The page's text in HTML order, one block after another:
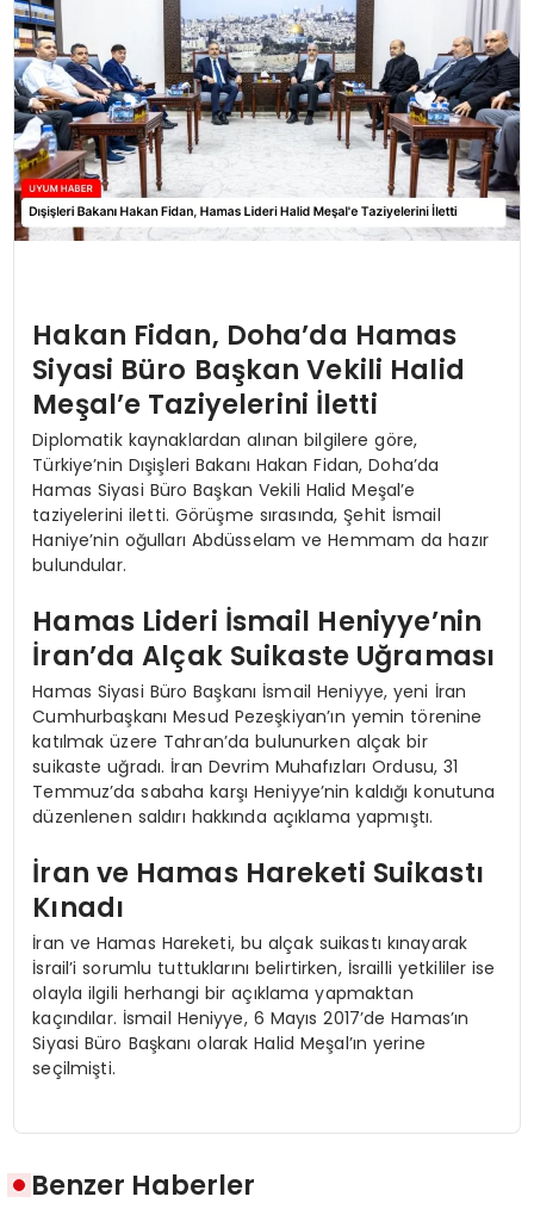
Hakan Fidan, Doha’da Hamas
Siyasi Büro Başkan Vekili Halid
Meşal’e Taziyelerini İletti
Diplomatik kaynaklardan alınan bilgilere göre,
Türkiye’nin Dışişleri Bakanı Hakan Fidan, Doha’da
Hamas Siyasi Büro Başkan Vekili Halid Meşal’e
taziyelerini iletti. Görüşme sırasında, Şehit İsmail
Haniye’nin oğulları Abdüsselam ve Hemmam da hazır
bulundular.
Hamas Lideri İsmail Heniyye’nin
İran’da Alçak Suikaste Uğraması
Hamas Siyasi Büro Başkanı İsmail Heniyye, yeni İran
Cumhurbaşkanı Mesud Pezeşkiyan’ın yemin törenine
katılmak üzere Tahran’da bulunurken alçak bir
suikaste uğradı. İran Devrim Muhafızları Ordusu, 31
Temmuz’da sabaha karşı Heniyye’nin kaldığı konutuna
düzenlenen saldırı hakkında açıklama yapmıştı.
İran ve Hamas Hareketi Suikastı
Kınadı
İran ve Hamas Hareketi, bu alçak suikastı kınayarak
İsrail’i sorumlu tuttuklarını belirtirken, İsrailli yetkililer ise
olayla ilgili herhangi bir açıklama yapmaktan
kaçındılar. İsmail Heniyye, 6 Mayıs 2017’de Hamas’ın
Siyasi Büro Başkanı olarak Halid Meşal’ın yerine
seçilmişti.
Benzer Haberler